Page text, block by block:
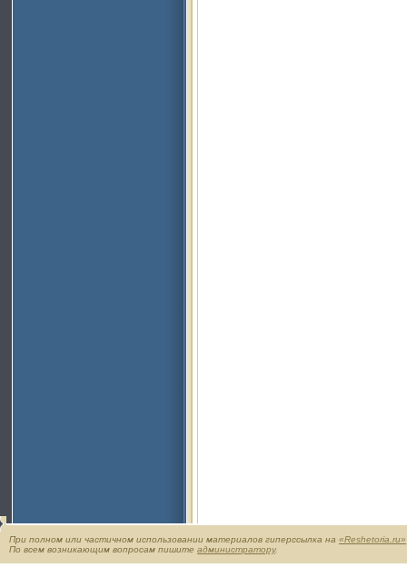
При полном или частичном использовании материалов гиперссылка на «Reshetoria.ru»
По всем возникающим вопросам пишите администратору.